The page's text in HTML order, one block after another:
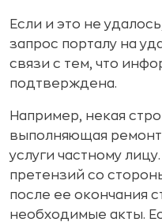
Если и это не
запрос порталу на
связи с тем, что
подтверждена.
Например, некая
выполняющая
услуги частному
претензий со
после ее окончания
необходимые акты.